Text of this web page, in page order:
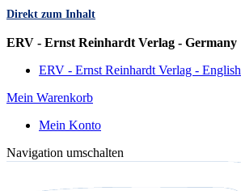
Direkt zum Inhalt
ERV - Ernst Reinhardt Verlag - Germany
ERV - Ernst Reinhardt Verlag - English
Mein Warenkorb
Mein Konto
Navigation umschalten